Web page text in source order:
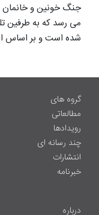
جنگ خونین و خانمان
می رسد که به طرفین
شده است و بر اساس
گروه های
مطالعاتی
رویدادها
چند رسانه ای
انتشارات
خبرنامه
درباره